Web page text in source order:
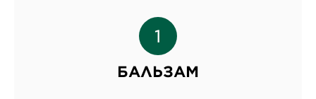
БАЛЬЗАМ